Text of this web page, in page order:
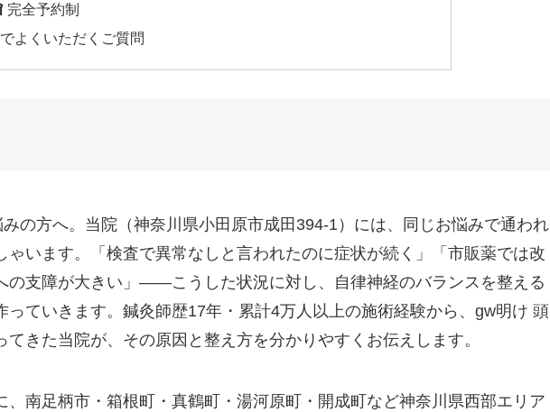
完全予約制
よくいただくご質問
みの方へ。当院（神奈川県小田原市成田394-1）には、同じお悩みで通われ
ゃいます。「検査で異常なしと言われたのに症状が続く」「市販薬では改
の支障が大きい」——こうした状況に対し、自律神経のバランスを整える
っていきます。鍼灸師歴17年・累計4万人以上の施術経験から、gw明け 頭
きた当院が、その原因と整え方を分かりやすくお伝えします。
、南足柄市・箱根町・真鶴町・湯河原町・開成町など神奈川県西部エリア